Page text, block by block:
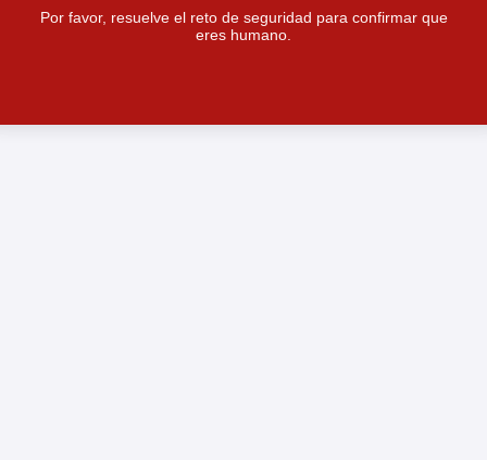
Por favor, resuelve el reto de seguridad para confirmar que
eres humano.